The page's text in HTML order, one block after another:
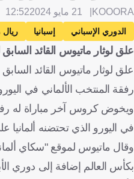
KOOORA 21 مايو 2024 12:52
الدوري الإسباني إسبانيا ريال
علق لوثار ماتيوس القائد
علق لوثار ماتيوس القائد
رفقة المنتخب الألماني في
في اليورو الذي تحتضنه ألمانيا
وقال ماتيوس لموقع "سكاي
بكأس العالم إضافة إلى دوري